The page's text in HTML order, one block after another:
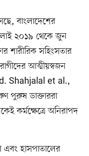
বাংলাদেশের
২০১৯ থেকে জুন
শারীরিক সহিংসতার
আত্মীয়স্বজন
Shahjalal et al.,
পুরুষ ডাক্তাররা
কর্মক্ষেত্রে অনিরাপদ
এবং হাসপাতালের